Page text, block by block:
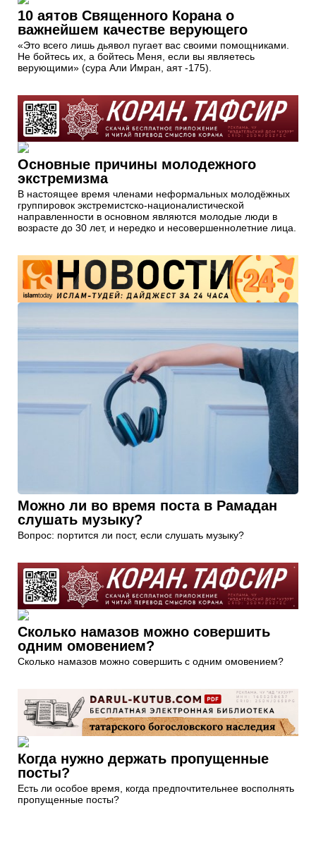
10 аятов Священного Корана о
важнейшем качестве верующего
«Это всего лишь дьявол пугает вас своими помощниками.
Не бойтесь их, а бойтесь Меня, если вы являетесь
верующими» (сура Али Имран, аят -175).
Основные причины молодежного
экстремизма
В настоящее время членами неформальных молодёжных
группировок экстремистско-националистической
направленности в основном являются молодые люди в
возрасте до 30 лет, и нередко и несовершеннолетние лица.
Можно ли во время поста в Рамадан
слушать музыку?
Вопрос: портится ли пост, если слушать музыку?
Сколько намазов можно совершить
одним омовением?
Сколько намазов можно совершить с одним омовением?
Когда нужно держать пропущенные
посты?
Есть ли особое время, когда предпочтительнее восполнять
пропущенные посты?